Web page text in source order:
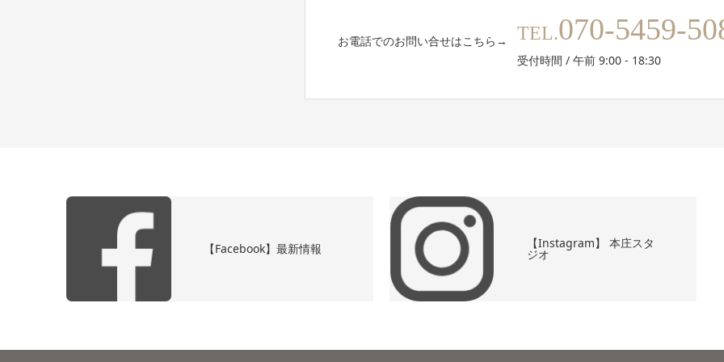
お電話でのお問い合せはこちら→ TEL.070-5459-
受付時間 / 午前 9:00 - 18:30
【Facebook】最新情報 【Instagram】 本庄スタ
ジオ